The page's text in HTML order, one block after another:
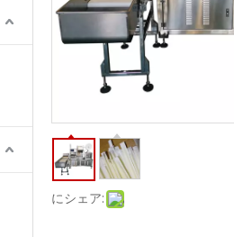
にシェア: